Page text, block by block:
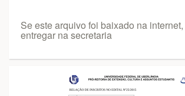
Se este arquivo foi baixado na
entregar na secretaria